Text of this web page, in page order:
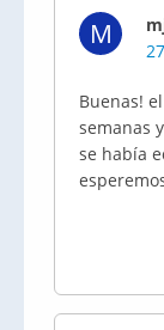
M
Buenas!
semanas
se había